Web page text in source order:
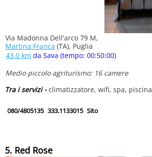
Via Madonna Dell'arco 79 M,
Martina Franca (TA), Puglia
43.0 km da Sava (tempo: 00:50:00)
Medio piccolo agriturismo: 16 camere
Tra i servizi -climatizzatore, wifi, spa, piscina
080/4805135 333.1133015 Sito
5. Red Rose